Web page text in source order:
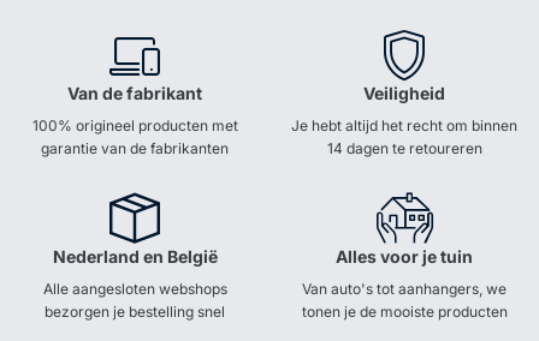
Van de fabrikant
100% origineel producten met
garantie van de fabrikanten
Veiligheid
Je hebt altijd het recht om binnen
14 dagen te retoureren
Nederland en België
Alle aangesloten webshops
bezorgen je bestelling snel
Alles voor je tuin
Van auto's tot aanhangers, we
tonen je de mooiste producten